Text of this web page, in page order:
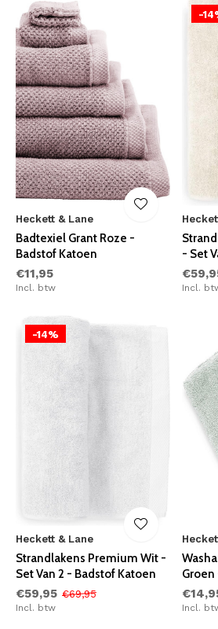
Heckett & Lane
Badtexiel Grant Roze -
Badstof Katoen
€11,95
Incl. btw
-
- Set
Incl.
-14%
Heckett & Lane
Strandlakens Premium Wit -
Set Van 2 - Badstof Katoen
€59,95 €69,95
Incl. btw Incl.